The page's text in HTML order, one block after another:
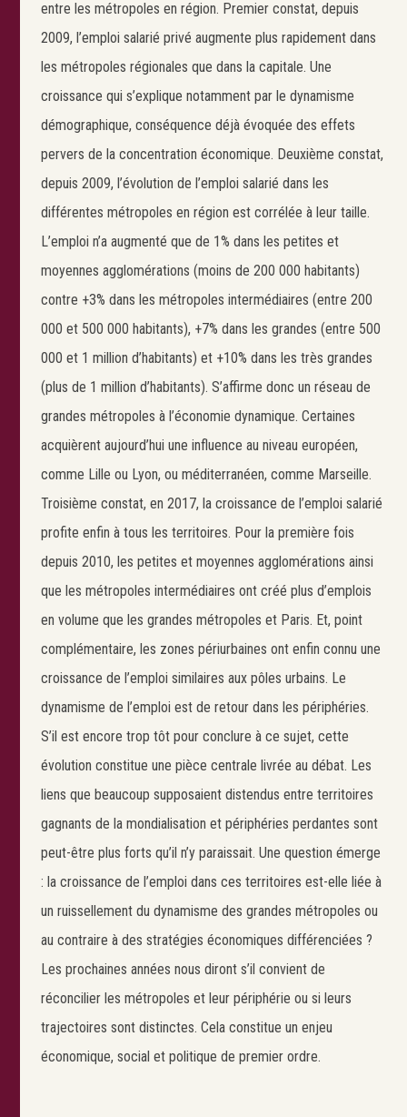
entre les métropoles en région. Premier constat, depuis
2009, l’emploi salarié privé augmente plus rapidement dans
les métropoles régionales que dans la capitale. Une
croissance qui s’explique notamment par le dynamisme
démographique, conséquence déjà évoquée des effets
pervers de la concentration économique. Deuxième constat,
depuis 2009, l’évolution de l’emploi salarié dans les
différentes métropoles en région est corrélée à leur taille.
L’emploi n’a augmenté que de 1% dans les petites et
moyennes agglomérations (moins de 200 000 habitants)
contre +3% dans les métropoles intermédiaires (entre 200
000 et 500 000 habitants), +7% dans les grandes (entre 500
000 et 1 million d’habitants) et +10% dans les très grandes
(plus de 1 million d’habitants). S’affirme donc un réseau de
grandes métropoles à l’économie dynamique. Certaines
acquièrent aujourd’hui une influence au niveau européen,
comme Lille ou Lyon, ou méditerranéen, comme Marseille.
Troisième constat, en 2017, la croissance de l’emploi salarié
profite enfin à tous les territoires. Pour la première fois
depuis 2010, les petites et moyennes agglomérations ainsi
que les métropoles intermédiaires ont créé plus d’emplois
en volume que les grandes métropoles et Paris. Et, point
complémentaire, les zones périurbaines ont enfin connu une
croissance de l’emploi similaires aux pôles urbains. Le
dynamisme de l’emploi est de retour dans les périphéries.
S’il est encore trop tôt pour conclure à ce sujet, cette
évolution constitue une pièce centrale livrée au débat. Les
liens que beaucoup supposaient distendus entre territoires
gagnants de la mondialisation et périphéries perdantes sont
peut-être plus forts qu’il n’y paraissait. Une question émerge
: la croissance de l’emploi dans ces territoires est-elle liée à
un ruissellement du dynamisme des grandes métropoles ou
au contraire à des stratégies économiques différenciées ?
Les prochaines années nous diront s’il convient de
réconcilier les métropoles et leur périphérie ou si leurs
trajectoires sont distinctes. Cela constitue un enjeu
économique, social et politique de premier ordre.